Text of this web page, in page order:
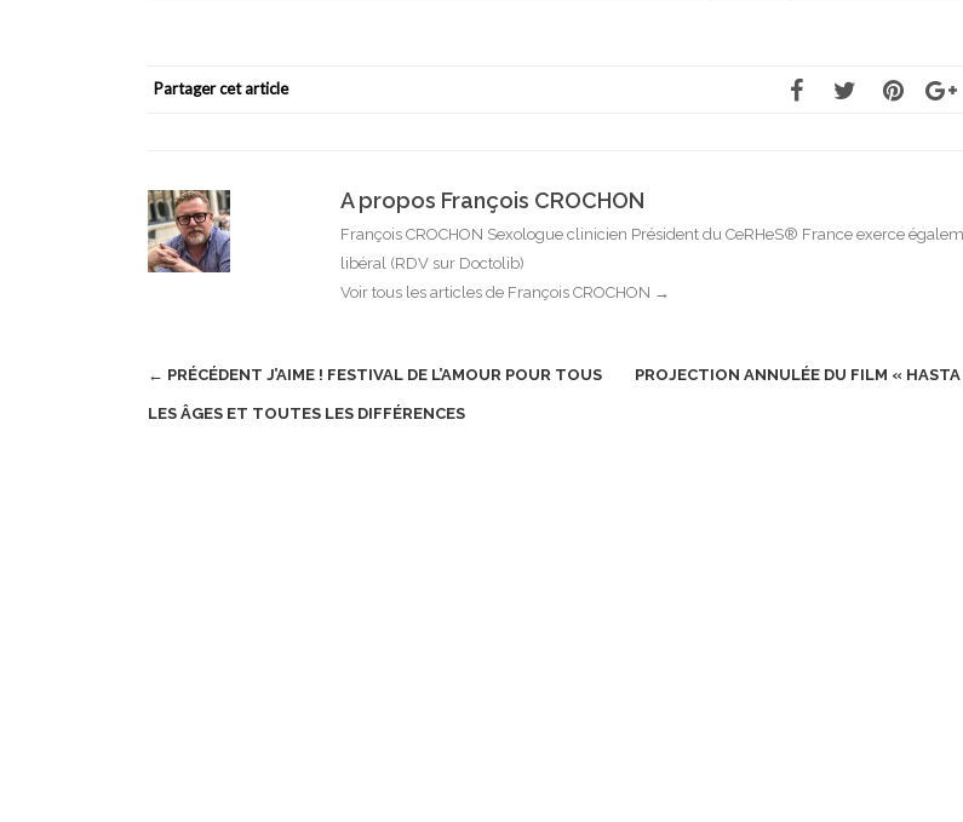
Partager cet article
A propos François CROCHON
François CROCHON Sexologue clinicien Président du CeRHeS® France exerce
libéral (RDV sur Doctolib)
Voir tous les articles de François CROCHON →
Post
navigation
← PRÉCÉDENT J’AIME ! FESTIVAL DE L’AMOUR POUR TOUS
LES ÂGES ET TOUTES LES DIFFÉRENCES
PROJECTION ANNULÉE DU FILM «